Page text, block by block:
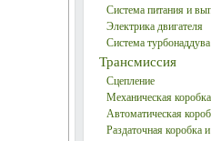
Система питания и
Электрика двигателя
Система турбонаддува
Трансмиссия
Сцепление
Механическая коробка
Автоматическая
Раздаточная коробка